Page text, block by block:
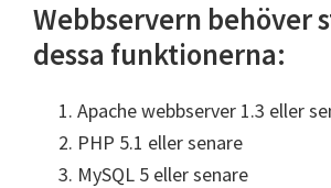
Webbservern behöver
dessa funktionerna:
Apache webbserver 1.3 eller
PHP 5.1 eller senare
MySQL 5 eller senare